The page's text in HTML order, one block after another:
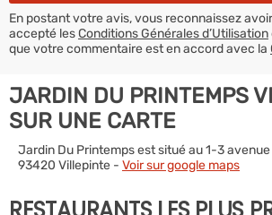
En postant votre avis, vous reconnaissez
accepté lesConditions Générales d’Utilisation
que votre commentaire est en accord avec la
JARDIN DU PRINTEMPS
SUR UNE CARTE
Jardin Du Printemps est situé au 1-3
93420 Villepinte - Voir sur google maps